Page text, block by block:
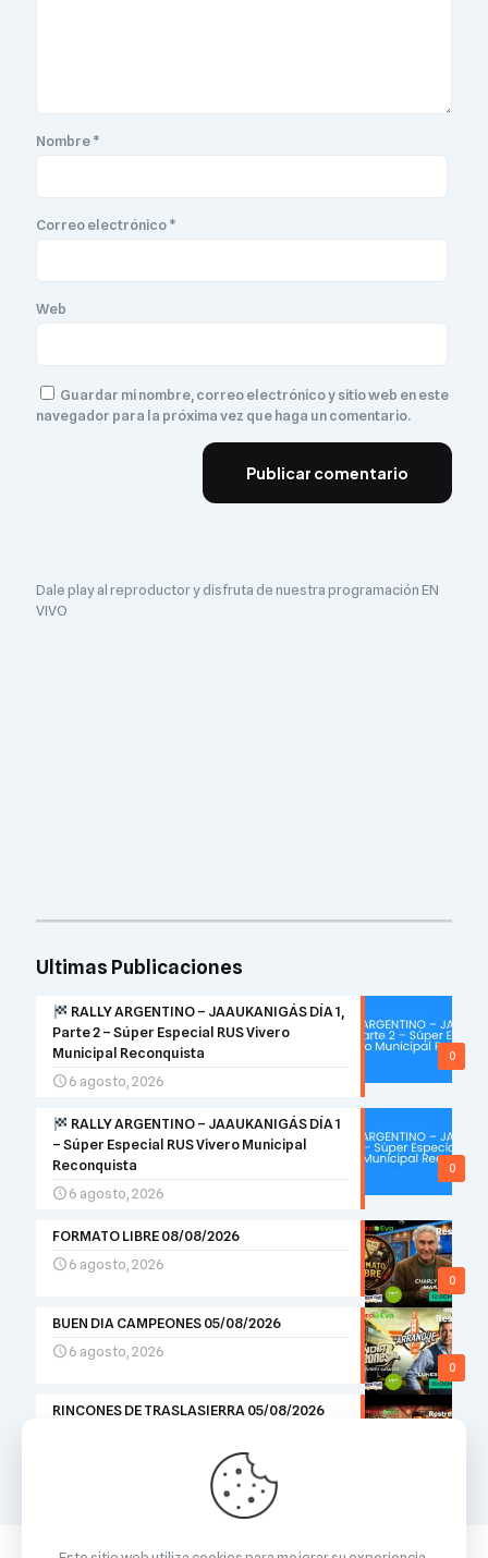
Nombre*
Correo electrónico*
Web
Guardar mi nombre, correo electrónico y sitio web en este
navegador para la próxima vez que haga un comentario.
Dale play al reproductor y disfruta de nuestra programación EN
VIVO
Ultimas Publicaciones
0
RALLY ARGENTINO – JAAUKANIGÁS DÍA 1,
Parte 2 – Súper Especial RUS Vivero
Municipal Reconquista
6 agosto, 2026
0
RALLY ARGENTINO – JAAUKANIGÁS DÍA 1
– Súper Especial RUS Vivero Municipal
Reconquista
6 agosto, 2026
0
FORMATO LIBRE 08/08/2026
6 agosto, 2026
0
BUEN DIA CAMPEONES 05/08/2026
6 agosto, 2026
RINCONES DE TRASLASIERRA 05/08/2026